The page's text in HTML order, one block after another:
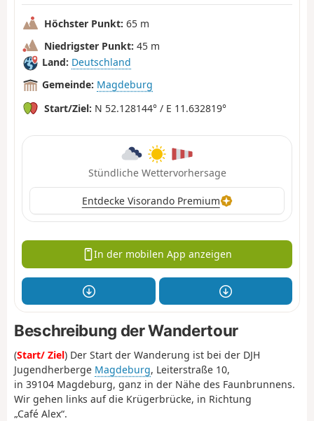
Höchster Punkt: 65 m
Niedrigster Punkt: 45 m
Land: Deutschland
Gemeinde: Magdeburg
Start/Ziel: N 52.128144° / E 11.632819°
Stündliche Wettervorhersage
Entdecke Visorando Premium
In der mobilen App anzeigen
Beschreibung der Wandertour
(Start/ Ziel) Der Start der Wanderung ist bei der DJH
Jugendherberge Magdeburg, Leiterstraße 10,
in 39104 Magdeburg, ganz in der Nähe des Faunbrunnens.
Wir gehen links auf die Krügerbrücke, in Richtung
„Café Alex“.